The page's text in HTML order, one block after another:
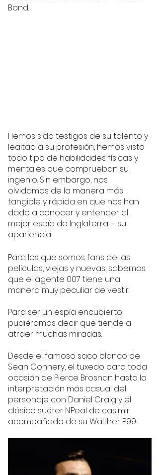
Bond.
Hemos sido testigos de su talento y
lealtad a su profesión, hemos visto
todo tipo de habilidades físicas y
mentales que comprueban su
ingenio. Sin embargo, nos
olvidamos de la manera más
tangible y rápida en que nos han
dado a conocer y entender al
mejor espía de Inglaterra – su
apariencia.
Para los que somos fans de las
películas, viejas y nuevas, sabemos
que el agente 007 tiene una
manera muy peculiar de vestir.
Para ser un espía encubierto
pudiéramos decir que tiende a
atraer muchas miradas.
Desde el famoso saco blanco de
Sean Connery, el tuxedo para toda
ocasión de Pierce Brosnan hasta la
interpretación más casual del
personaje con Daniel Craig y el
clásico suéter N.Peal de casimir
acompañado de su Walther P99.